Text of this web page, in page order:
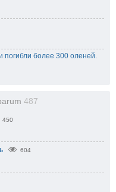
более 300 оленей.
487
450
604